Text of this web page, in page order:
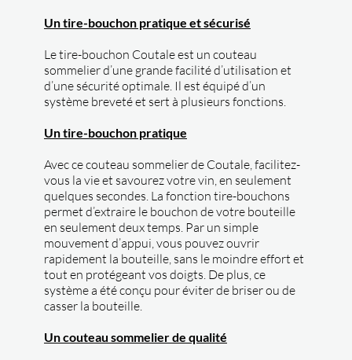
Un tire-bouchon pratique et sécurisé
Le tire-bouchon Coutale est un couteau
sommelier d’une grande facilité d’utilisation et
d’une sécurité optimale. Il est équipé d’un
système breveté et sert à plusieurs fonctions.
Un tire-bouchon pratique
Avec ce couteau sommelier de Coutale, facilitez-
vous la vie et savourez votre vin, en seulement
quelques secondes. La fonction tire-bouchons
permet d’extraire le bouchon de votre bouteille
en seulement deux temps. Par un simple
mouvement d’appui, vous pouvez ouvrir
rapidement la bouteille, sans le moindre effort et
tout en protégeant vos doigts. De plus, ce
système a été conçu pour éviter de briser ou de
casser la bouteille.
Un couteau sommelier de qualité